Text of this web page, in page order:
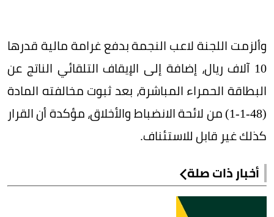
وألزمت اللجنة لاعب النجمة بدفع غرامة مالية قدرها
10 آلاف ريال، إضافة إلى الإيقاف التلقائي الناتج عن
البطاقة الحمراء المباشرة، بعد ثبوت مخالفته المادة
(48-1-1) من لائحة الانضباط والأخلاق، مؤكدة أن القرار
كذلك غير قابل للاستئناف.
أخبار ذات صلة